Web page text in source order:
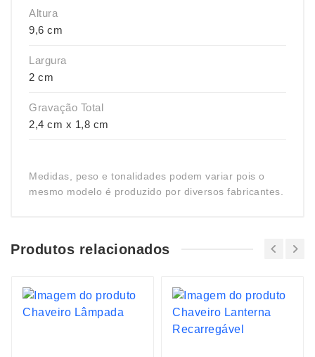
Altura
9,6 cm
Largura
2 cm
Gravação Total
2,4 cm x 1,8 cm
Medidas, peso e tonalidades podem variar pois o
mesmo modelo é produzido por diversos fabricantes.
Produtos relacionados